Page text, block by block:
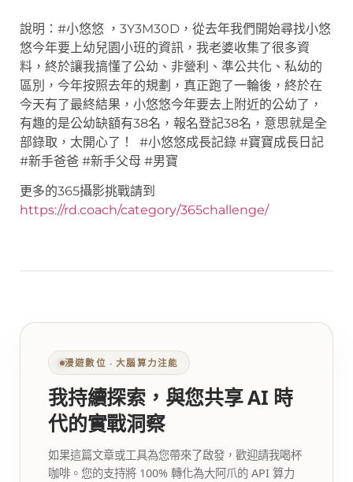
說明：#小悠悠 ，3Y3M30D，從去年我們開始尋找小悠
悠今年要上幼兒園小班的資訊，我老婆收集了很多資
料，終於讓我搞懂了公幼、非營利、準公共化、私幼的
區別，今年按照去年的規劃，真正跑了一輪後，終於在
今天有了最終結果，小悠悠今年要去上附近的公幼了，
有趣的是公幼缺額有38名，報名登記38名，意思就是全
部錄取，太開心了！ #小悠悠成長記錄 #寶寶成長日記
#新手爸爸 #新手父母 #男寶
更多的365攝影挑戰請到
https://rd.coach/category/365challenge/
漫遊數位 ‧ 大腦算力注能
我持續探索，與您共享 AI 時
代的實戰洞察
如果這篇文章或工具為您帶來了啟發，歡迎請我喝杯
咖啡。您的支持將 100% 轉化為大阿爪的 API 算力